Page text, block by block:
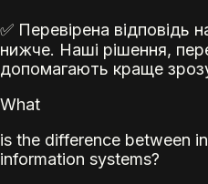
✅ Перевірена відповідь
нижче. Наші рішення,
допомагають краще
What
is the difference between
information systems?